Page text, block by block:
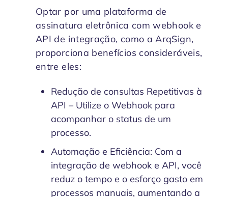
Optar por uma plataforma de
assinatura eletrônica com webhook e
API de integração, como a ArqSign,
proporciona benefícios consideráveis,
entre eles:
Redução de consultas Repetitivas à
API – Utilize o Webhook para
acompanhar o status de um
processo.
Automação e Eficiência: Com a
integração de webhook e API, você
reduz o tempo e o esforço gasto em
processos manuais, aumentando a